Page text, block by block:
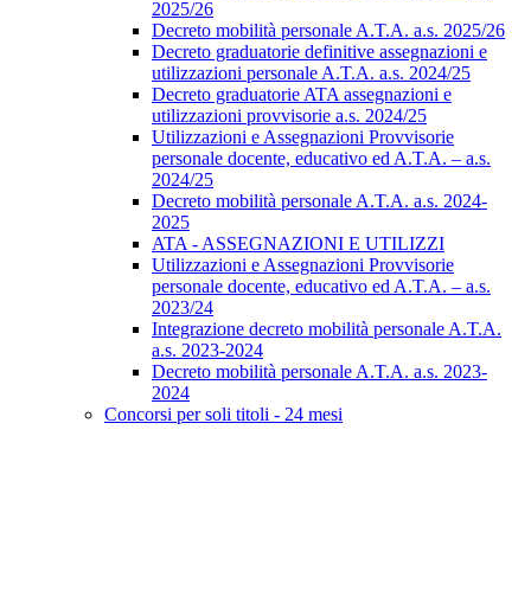
2025/26
Decreto mobilità personale A.T.A. a.s. 2025/26
Decreto graduatorie definitive assegnazioni e
utilizzazioni personale A.T.A. a.s. 2024/25
Decreto graduatorie ATA assegnazioni e
utilizzazioni provvisorie a.s. 2024/25
Utilizzazioni e Assegnazioni Provvisorie
personale docente, educativo ed A.T.A. – a.s.
2024/25
Decreto mobilità personale A.T.A. a.s. 2024-
2025
ATA - ASSEGNAZIONI E UTILIZZI
Utilizzazioni e Assegnazioni Provvisorie
personale docente, educativo ed A.T.A. – a.s.
2023/24
Integrazione decreto mobilità personale A.T.A.
a.s. 2023-2024
Decreto mobilità personale A.T.A. a.s. 2023-
2024
Concorsi per soli titoli - 24 mesi